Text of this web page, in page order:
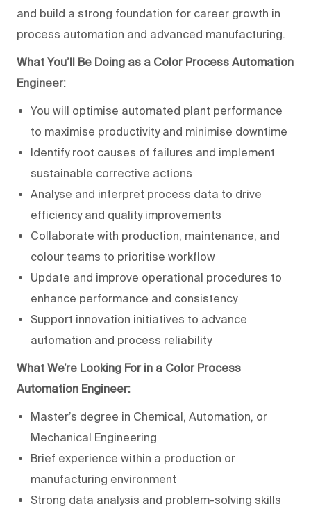
and build a strong foundation for career growth in
process automation and advanced manufacturing.
What You’ll Be Doing as a Color Process Automation
Engineer:
You will optimise automated plant performance
to maximise productivity and minimise downtime
Identify root causes of failures and implement
sustainable corrective actions
Analyse and interpret process data to drive
efficiency and quality improvements
Collaborate with production, maintenance, and
colour teams to prioritise workflow
Update and improve operational procedures to
enhance performance and consistency
Support innovation initiatives to advance
automation and process reliability
What We’re Looking For in a Color Process
Automation Engineer:
Master’s degree in Chemical, Automation, or
Mechanical Engineering
Brief experience within a production or
manufacturing environment
Strong data analysis and problem-solving skills